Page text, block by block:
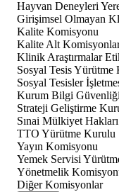
Hayvan Deneyleri
Girişimsel Olmayan
Kalite Komisyonu
Kalite Alt
Klinik Araştırmalar
Sosyal Tesis Yürütme
Sosyal Tesisler
Kurum Bilgi
Strateji Geliştirme
Sınai Mülkiyet
TTO Yürütme Kurulu
Yayın Komisyonu
Yemek Servisi
Yönetmelik
Diğer Komisyonlar